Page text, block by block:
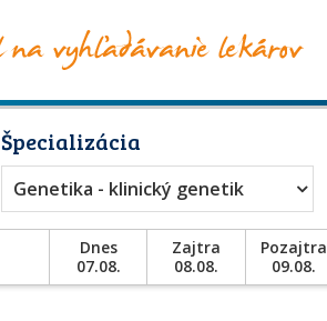
Špecializácia
Genetika - klinický genetik
Dnes
07.08.
Zajtra
08.08.
Pozajtra
09.08.